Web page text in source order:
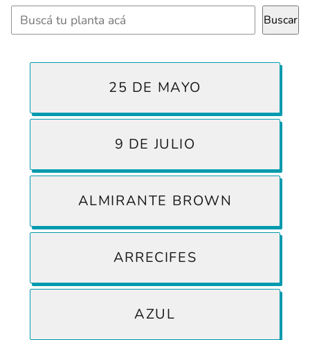
Buscar Buscar
25 DE MAYO
9 DE JULIO
ALMIRANTE BROWN
ARRECIFES
AZUL